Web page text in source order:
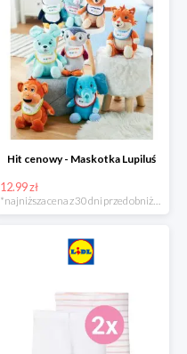
Hit cenowy - Maskotka Lupiluś
12.99 zł
*najniższa cena z 30 dni przed obniżką